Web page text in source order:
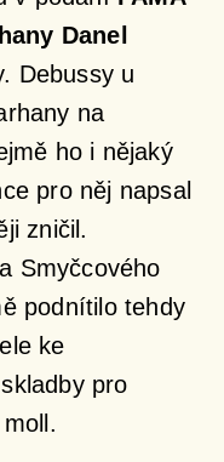
Danel
Debussy u
na
ho i nějaký
pro něj napsal
zničil.
Smyčcového
podnítilo tehdy
ke
pro